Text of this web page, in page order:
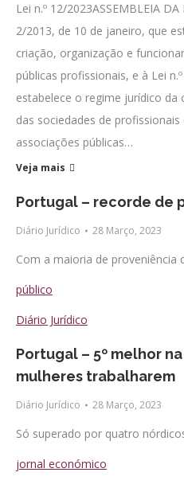
Lei n.º 12/2023ASSEMBLEIA
2/2013, de 10 de janeiro, que
criação, organização e
públicas profissionais, e à Lei
estabelece o regime jurídico
das sociedades de
associações públicas…
Veja mais
Portugal – recorde de
Diário Jurídico 28 Março, 2023
Com a maioria de proveniência
público
Diário Jurídico
Portugal – 5º melhor na
mulheres trabalharem
Diário Jurídico 28 Março, 2023
Só superado por quatro
jornal económico